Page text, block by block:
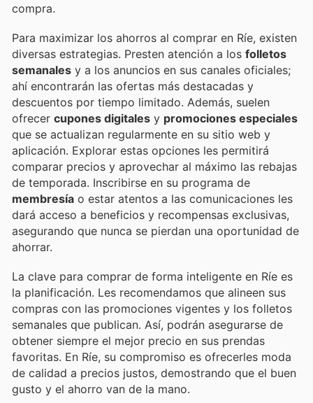
compra.
Para maximizar los ahorros al comprar en Ríe, existen
diversas estrategias. Presten atención a los folletos
semanales y a los anuncios en sus canales oficiales;
ahí encontrarán las ofertas más destacadas y
descuentos por tiempo limitado. Además, suelen
ofrecer cupones digitales y promociones especiales
que se actualizan regularmente en su sitio web y
aplicación. Explorar estas opciones les permitirá
comparar precios y aprovechar al máximo las rebajas
de temporada. Inscribirse en su programa de
membresía o estar atentos a las comunicaciones les
dará acceso a beneficios y recompensas exclusivas,
asegurando que nunca se pierdan una oportunidad de
ahorrar.
La clave para comprar de forma inteligente en Ríe es
la planificación. Les recomendamos que alineen sus
compras con las promociones vigentes y los folletos
semanales que publican. Así, podrán asegurarse de
obtener siempre el mejor precio en sus prendas
favoritas. En Ríe, su compromiso es ofrecerles moda
de calidad a precios justos, demostrando que el buen
gusto y el ahorro van de la mano.